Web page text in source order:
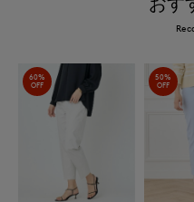
60%
OFF
50%
OFF